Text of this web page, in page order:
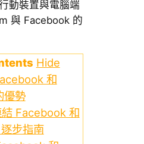
動裝置與電腦端
與 Facebook 的
Hide
和
優勢
Facebook 和
步指南